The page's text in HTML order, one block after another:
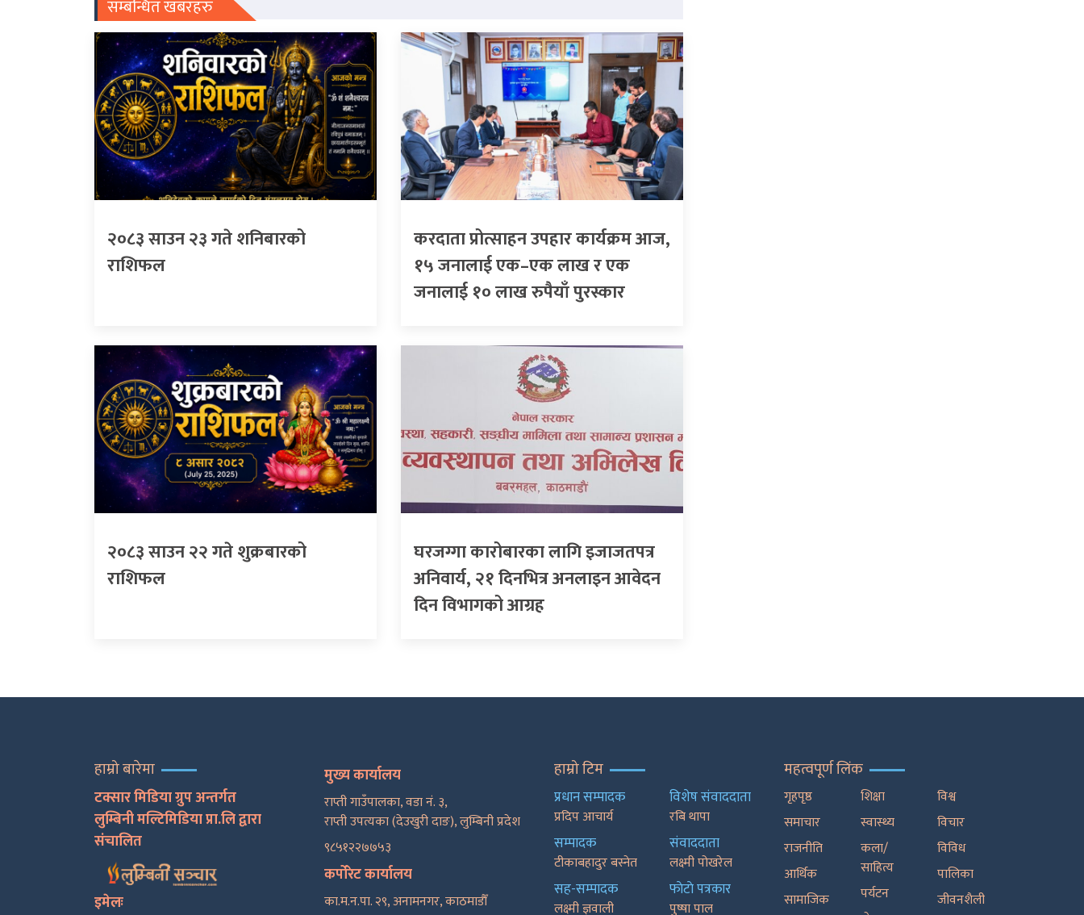
सम्बन्धित खबरहरु
२०८३ साउन २३ गते शनिबारको
राशिफल
करदाता प्रोत्साहन उपहार कार्यक्रम आज,
१५ जनालाई एक–एक लाख र एक
जनालाई १० लाख रुपैयाँ पुरस्कार
२०८३ साउन २२ गते शुक्रबारको
राशिफल
घरजग्गा कारोबारका लागि इजाजतपत्र
अनिवार्य, २१ दिनभित्र अनलाइन आवेदन
दिन विभागको आग्रह
हाम्रो बारेमा
टक्सार मिडिया ग्रुप अन्तर्गत
लुम्बिनी मल्टिमिडिया प्रा.लि द्वारा
संचालित
इमेलः
मुख्य कार्यालय
राप्ती गाउँपालका, वडा नं. ३,
राप्ती उपत्यका (देउखुरी दाङ), लुम्बिनी प्रदेश
९८५१२२७७५३
कर्पोरेट कार्यालय
का.म.न.पा. २९, अनामनगर, काठमाडाैँ
हाम्रो टिम
प्रधान सम्पादक
प्रदिप आचार्य
सम्पादक
टीकाबहादुर बस्नेत
सह-सम्पादक
लक्ष्मी ज्ञवाली
विशेष संवाददाता
रबि थापा
संवाददाता
लक्ष्मी पोखरेल
फाेटाे पत्रकार
पुष्षा पाल
महत्वपूर्ण लिंक
गृहपृष्ठ
समाचार
राजनीति
आर्थिक
सामाजिक
शिक्षा
स्वास्थ्य
कला/
साहित्य
पर्यटन
विश्व
विचार
विविध
पालिका
जीवनशैली